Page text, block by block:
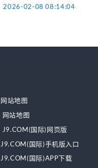
2026-02-08 08:14:04
网站地图
网站地图
J9.COM(国际)网页版
J9.COM(国际)手机版入口
J9.COM(国际)APP下载